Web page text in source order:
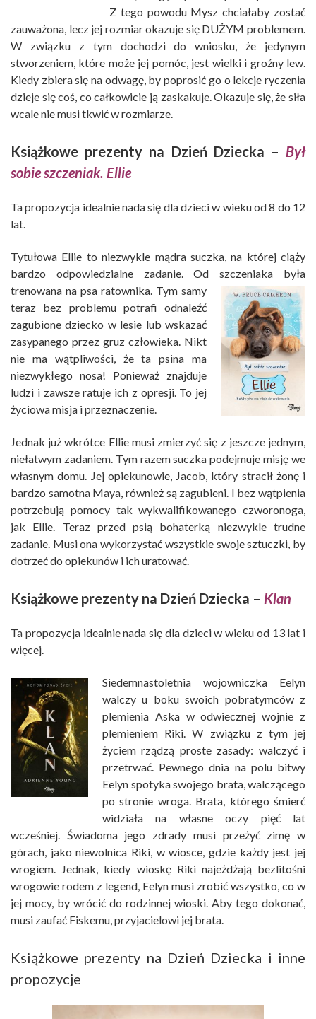
Z tego powodu Mysz chciałaby zostać
zauważona, lecz jej rozmiar okazuje się DUŻYM problemem.
W związku z tym dochodzi do wniosku, że jedynym
stworzeniem, które może jej pomóc, jest wielki i groźny lew.
Kiedy zbiera się na odwagę, by poprosić go o lekcje ryczenia
dzieje się coś, co całkowicie ją zaskakuje. Okazuje się, że siła
wcale nie musi tkwić w rozmiarze.
Książkowe prezenty na Dzień Dziecka – Był
sobie szczeniak. Ellie
Ta propozycja idealnie nada się dla dzieci w wieku od 8 do 12
lat.
Tytułowa Ellie to niezwykle mądra suczka, na której ciąży
bardzo odpowiedzialne zadanie. Od szczeniaka była
trenowana na psa ratownika. Tym samy
teraz bez problemu potrafi odnaleźć
zagubione dziecko w lesie lub wskazać
zasypanego przez gruz człowieka. Nikt
nie ma wątpliwości, że ta psina ma
niezwykłego nosa! Ponieważ znajduje
ludzi i zawsze ratuje ich z opresji. To jej
życiowa misja i przeznaczenie.
Jednak już wkrótce Ellie musi zmierzyć się z jeszcze jednym,
niełatwym zadaniem. Tym razem suczka podejmuje misję we
własnym domu. Jej opiekunowie, Jacob, który stracił żonę i
bardzo samotna Maya, również są zagubieni. I bez wątpienia
potrzebują pomocy tak wykwalifikowanego czworonoga,
jak Ellie. Teraz przed psią bohaterką niezwykle trudne
zadanie. Musi ona wykorzystać wszystkie swoje sztuczki, by
dotrzeć do opiekunów i ich uratować.
Książkowe prezenty na Dzień Dziecka – Klan
Ta propozycja idealnie nada się dla dzieci w wieku od 13 lat i
więcej.
Siedemnastoletnia wojowniczka Eelyn
walczy u boku swoich pobratymców z
plemienia Aska w odwiecznej wojnie z
plemieniem Riki. W związku z tym jej
życiem rządzą proste zasady: walczyć i
przetrwać. Pewnego dnia na polu bitwy
Eelyn spotyka swojego brata, walczącego
po stronie wroga. Brata, którego śmierć
widziała na własne oczy pięć lat
wcześniej. Świadoma jego zdrady musi przeżyć zimę w
górach, jako niewolnica Riki, w wiosce, gdzie każdy jest jej
wrogiem. Jednak, kiedy wioskę Riki najeżdżają bezlitośni
wrogowie rodem z legend, Eelyn musi zrobić wszystko, co w
jej mocy, by wrócić do rodzinnej wioski. Aby tego dokonać,
musi zaufać Fiskemu, przyjacielowi jej brata.
Książkowe prezenty na Dzień Dziecka i inne
propozycje